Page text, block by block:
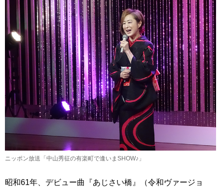
ニッポン放送「中山秀征の有楽町で逢いまSHOW♪」
昭和61年、デビュー曲『あじさい橋』（令和ヴァージョ